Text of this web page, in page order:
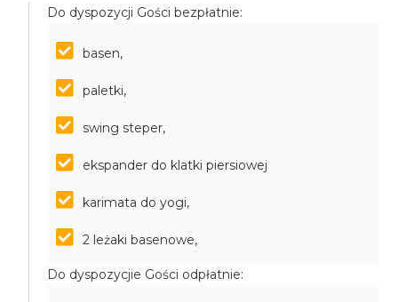
Do dyspozycji Gości bezpłatnie:
basen,
paletki,
swing steper,
ekspander do klatki piersiowej
karimata do yogi,
2 leżaki basenowe,
Do dyspozycjie Gości odpłatnie: